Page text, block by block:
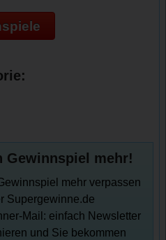
Gewinnspiel mehr!
mehr verpassen
Supergewinne.de
Mail: einfach Newsletter
und Sie bekommen